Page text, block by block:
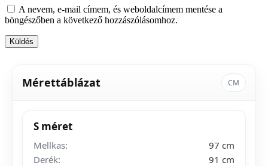
A nevem, e-mail címem, és weboldalcímem mentése a
böngészőben a következő hozzászólásomhoz.
Mérettáblázat CM
S méret
Mellkas:
97 cm
Derék:
91 cm